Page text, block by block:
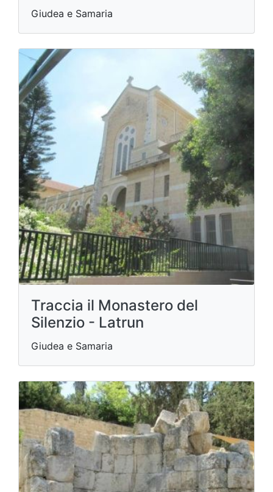
Giudea e Samaria
Traccia il Monastero del
Silenzio - Latrun
Giudea e Samaria